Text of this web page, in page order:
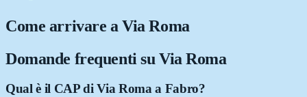
Come arrivare aVia Roma
Domande frequenti su Via Roma
Qual è il CAP di Via Roma a Fabro?